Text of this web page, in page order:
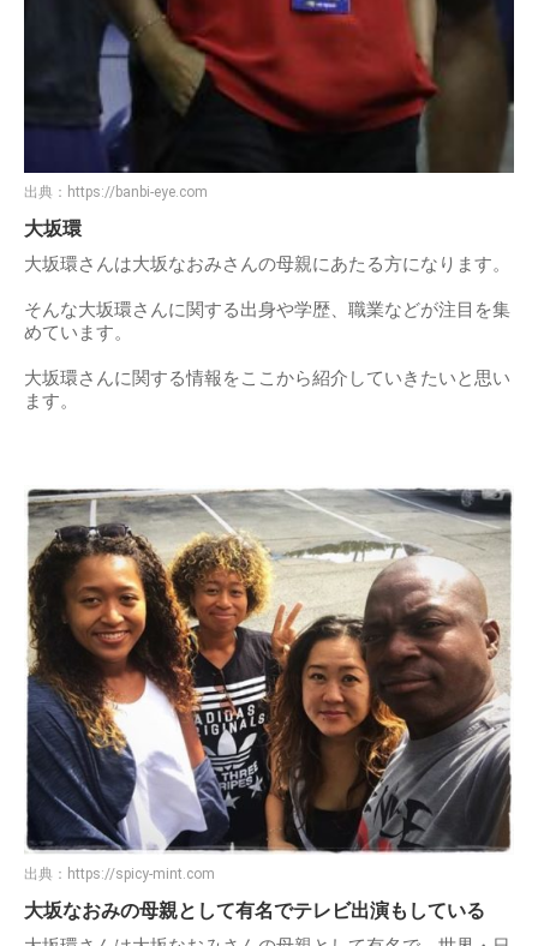
出典： https://banbi-eye.com
大坂環
大坂環さんは大坂なおみさんの母親にあたる方になります。
そんな大坂環さんに関する出身や学歴、職業などが注目を集
めています。
大坂環さんに関する情報をここから紹介していきたいと思い
ます。
出典： https://spicy-mint.com
大坂なおみの母親として有名でテレビ出演もしている